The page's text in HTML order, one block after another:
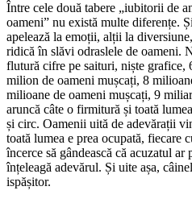
Între cele două tabere „iubitorii de
oameni” nu există multe diferențe.
apelează la emoții, alții la
ridică în slăvi odraslele de oameni.
flutură cifre pe saituri, niște grafice,
milion de oameni mușcați, 8
milioane de oameni mușcați, 9
aruncă câte o firmitură și toată
și circ. Oamenii uită de adevărații
toată lumea e prea ocupată, fiecare
încerce să gândească că acuzatul
înțeleagă adevărul. Și uite așa,
ispășitor.